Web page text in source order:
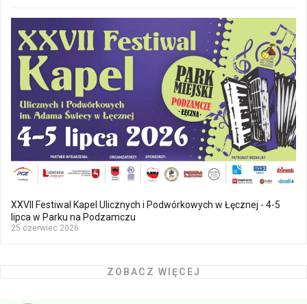
XXVII Festiwal Kapel Ulicznych i Podwórkowych w Łęcznej - 4-5
lipca w Parku na Podzamczu
25 czerwiec 2026
ZOBACZ WIĘCEJ